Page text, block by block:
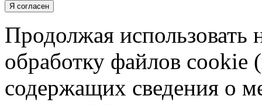
Я согласен
Продолжая использовать
обработку файлов cookie
содержащих сведения о